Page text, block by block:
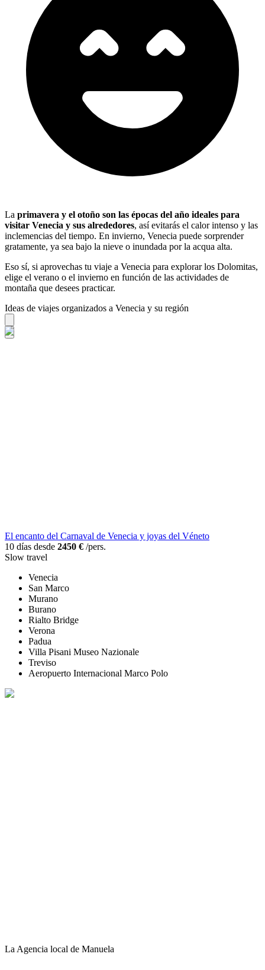
La primavera y el otoño son las épocas del año ideales para
visitar Venecia y sus alrededores, así evitarás el calor intenso y las
inclemencias del tiempo. En invierno, Venecia puede sorprender
gratamente, ya sea bajo la nieve o inundada por la acqua alta.
Eso sí, si aprovechas tu viaje a Venecia para explorar los Dolomitas,
elige el verano o el invierno en función de las actividades de
montaña que desees practicar.
Ideas de viajes organizados a Venecia y su región
El encanto del Carnaval de Venecia y joyas del Véneto
10 días desde 2450 € /pers.
Slow travel
Venecia
San Marco
Murano
Burano
Rialto Bridge
Verona
Padua
Villa Pisani Museo Nazionale
Treviso
Aeropuerto Internacional Marco Polo
La Agencia local de Manuela